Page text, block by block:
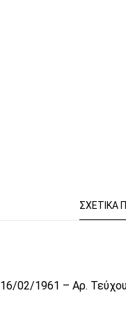
ΣΧΕΤΙΚΆ
16/02/1961 – Αρ.